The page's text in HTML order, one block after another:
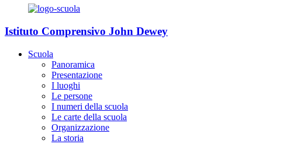
Istituto Comprensivo John Dewey
Scuola
Panoramica
Presentazione
I luoghi
Le persone
I numeri della scuola
Le carte della scuola
Organizzazione
La storia